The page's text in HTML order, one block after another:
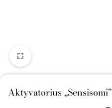
Aktyvatorius „Sensisomi”